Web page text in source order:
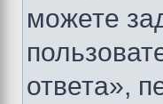
можете
ответа»,